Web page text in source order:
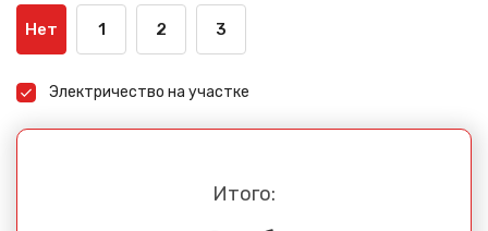
Нет 1 2 3
Электричество на участке
Итого: